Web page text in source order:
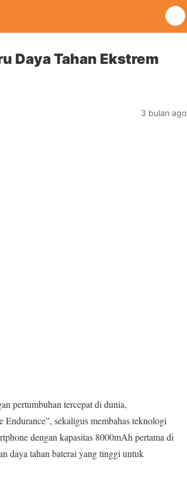
Daya Tahan Ekstrem
3 bulan ago
pertumbuhan tercepat di dunia,
sekaligus membahas teknologi
dengan kapasitas 8000mAh pertama di
daya tahan baterai yang tinggi untuk